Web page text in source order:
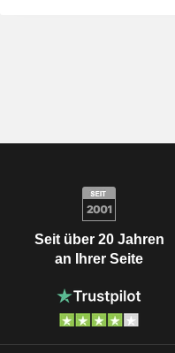
Seit über 20 Jahren
an Ihrer Seite